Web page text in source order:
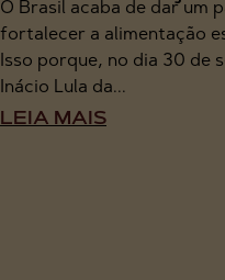
O Brasil acaba de dar um
fortalecer a alimentação
Isso porque, no dia 30 de
Inácio Lula da...
LEIA MAIS